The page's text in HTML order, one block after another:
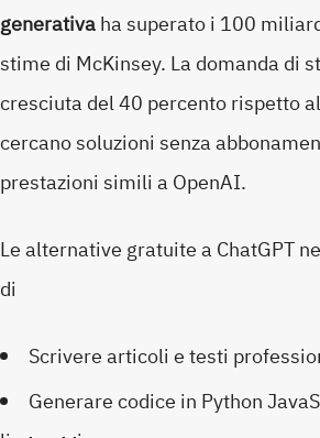
generativaha superato i 100
stime di McKinsey. La domanda di
cresciuta del 40 percento rispetto
cercano soluzioni senza
prestazioni simili a OpenAI.
Le alternative gratuite a ChatGPT
di
Scrivere articoli e testi
Generare codice in Python